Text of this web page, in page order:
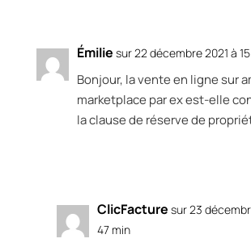
Émilie sur 22 décembre 2021 à
Bonjour, la vente en ligne sur
marketplace par ex est-elle
la clause de réserve de
ClicFacture sur 23
47 min